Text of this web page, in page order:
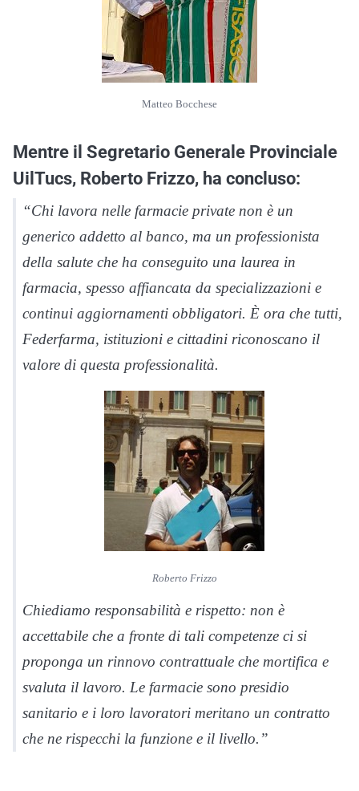
Matteo Bocchese
Mentre il Segretario Generale Provinciale
UilTucs, Roberto Frizzo, ha concluso:
“Chi lavora nelle farmacie private non è un
generico addetto al banco, ma un professionista
della salute che ha conseguito una laurea in
farmacia, spesso affiancata da specializzazioni e
continui aggiornamenti obbligatori. È ora che tutti,
Federfarma, istituzioni e cittadini riconoscano il
valore di questa professionalità.
Roberto Frizzo
Chiediamo responsabilità e rispetto: non è
accettabile che a fronte di tali competenze ci si
proponga un rinnovo contrattuale che mortifica e
svaluta il lavoro. Le farmacie sono presidio
sanitario e i loro lavoratori meritano un contratto
che ne rispecchi la funzione e il livello.”